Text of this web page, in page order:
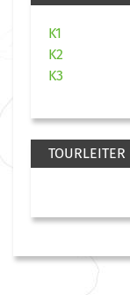
K1
K2
K3
TOURLEITER